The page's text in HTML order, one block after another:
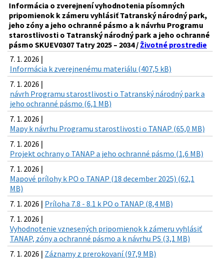
Informácia o zverejnení vyhodnotenia písomných
pripomienok k zámeru vyhlásiť Tatranský národný park,
jeho zóny a jeho ochranné pásmo a k návrhu Programu
starostlivosti o Tatranský národný park a jeho ochranné
pásmo SKUEV0307 Tatry 2025 – 2034 / Životné prostredie
7. 1. 2026 |
Informácia k zverejnenému materiálu (407,5 kB)
7. 1. 2026 |
návrh Programu starostlivosti o Tatranský národný park a
jeho ochranné pásmo (6,1 MB)
7. 1. 2026 |
Mapy k návrhu Programu starostlivosti o TANAP (65,0 MB)
7. 1. 2026 |
Projekt ochrany o TANAP a jeho ochranné pásmo (1,6 MB)
7. 1. 2026 |
Mapové prílohy k PO o TANAP (18 december 2025) (62,1
MB)
7. 1. 2026 | Príloha 7.8 - 8.1 k PO o TANAP (8,4 MB)
7. 1. 2026 |
Vyhodnotenie vznesených pripomienok k zámeru vyhlásiť
TANAP, zóny a ochranné pásmo a k návrhu PS (3,1 MB)
7. 1. 2026 | Záznamy z prerokovaní (97,9 MB)